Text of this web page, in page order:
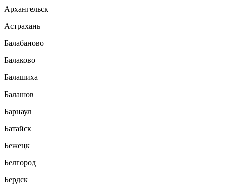
Архангельск
Астрахань
Балабаново
Балаково
Балашиха
Балашов
Барнаул
Батайск
Бежецк
Белгород
Бердск